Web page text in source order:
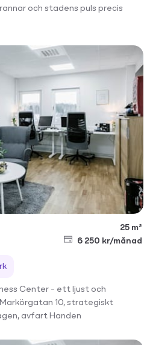
och stadens puls precis
25 m²
6 250 kr/månad
Center – ett ljust och
10, strategiskt
avfart Handen